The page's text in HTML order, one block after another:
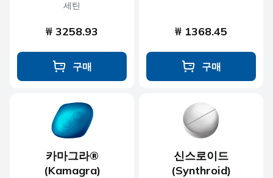
세틴
₩ 3258.93
구매
₩ 1368.45
구매
카마그라®
(Kamagra)
신스로이드
(Synthroid)